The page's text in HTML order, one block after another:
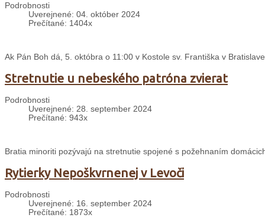
Podrobnosti
Uverejnené: 04. október 2024
Prečítané: 1404x
Ak Pán Boh dá, 5. októbra o 11:00 v Kostole sv. Františka v
Stretnutie u nebeského patróna zvierat
Podrobnosti
Uverejnené: 28. september 2024
Prečítané: 943x
Bratia minoriti pozývajú na stretnutie spojené s požehnaním
Rytierky Nepoškvrnenej v Levoči
Podrobnosti
Uverejnené: 16. september 2024
Prečítané: 1873x